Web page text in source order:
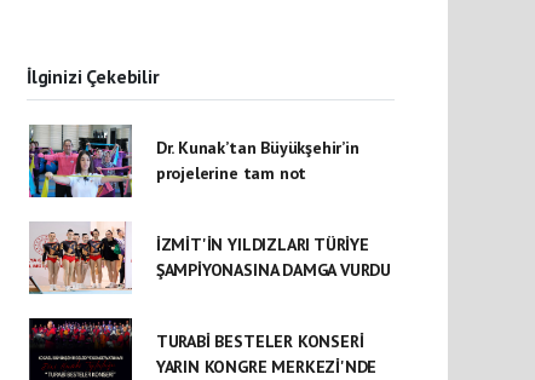
İlginizi Çekebilir
Dr. Kunak’tan Büyükşehir’in
projelerine tam not
İZMİT'İN YILDIZLARI TÜRİYE
ŞAMPİYONASINA DAMGA VURDU
TURABİ BESTELER KONSERİ
YARIN KONGRE MERKEZİ'NDE